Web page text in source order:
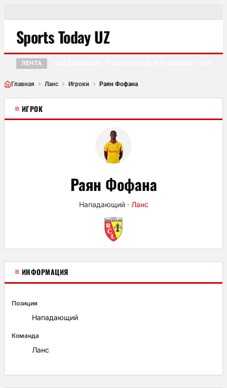
Sports Today UZ
ЛЕНТА
●
Главная Ланс Игроки Раян Фофана
≡ ИГРОК
Раян Фофана
Нападающий· Ланс
≡ ИНФОРМАЦИЯ
Позиция
Нападающий
Команда
Ланс